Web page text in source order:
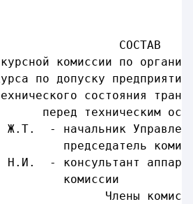
СОСТАВ
комиссии по
по допуску
состояния
перед техническим
- начальник
- консультант